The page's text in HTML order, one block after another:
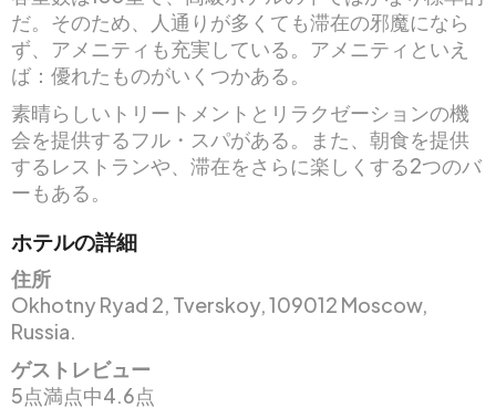
だ。そのため、人通りが多くても滞在の邪魔になら
ず、アメニティも充実している。アメニティといえ
ば：優れたものがいくつかある。
素晴らしいトリートメントとリラクゼーションの機
会を提供するフル・スパがある。また、朝食を提供
するレストランや、滞在をさらに楽しくする2つのバ
ーもある。
ホテルの詳細
住所
Okhotny Ryad 2, Tverskoy, 109012 Moscow,
Russia.
ゲストレビュー
5点満点中4.6点